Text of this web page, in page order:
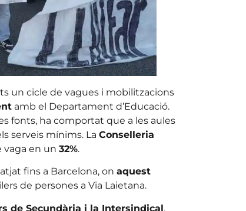
un cicle de vagues i mobilitzacions
amb el Departament d’Educació.
fonts, ha comportat que a les aules
serveis mínims. La Conselleria
vaga en un 32%.
fins a Barcelona, on aquest
de persones a Via Laietana.
de Secundària i la Intersindical,